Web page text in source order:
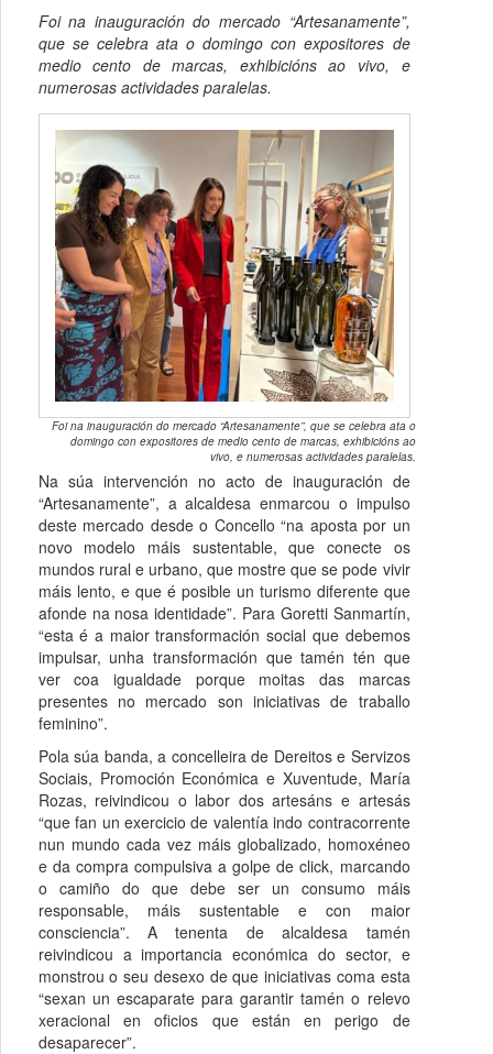
Foi na inauguración do mercado “Artesanamente”,
que se celebra ata o domingo con expositores de
medio cento de marcas, exhibicións ao vivo, e
numerosas actividades paralelas.
Foi na inauguración do mercado “Artesanamente”, que se celebra ata o
domingo con expositores de medio cento de marcas, exhibicións ao
vivo, e numerosas actividades paralelas.
Na súa intervención no acto de inauguración de
“Artesanamente”, a alcaldesa enmarcou o impulso
deste mercado desde o Concello “na aposta por un
novo modelo máis sustentable, que conecte os
mundos rural e urbano, que mostre que se pode vivir
máis lento, e que é posible un turismo diferente que
afonde na nosa identidade”. Para Goretti Sanmartín,
“esta é a maior transformación social que debemos
impulsar, unha transformación que tamén tén que
ver coa igualdade porque moitas das marcas
presentes no mercado son iniciativas de traballo
feminino”.
Pola súa banda, a concelleira de Dereitos e Servizos
Sociais, Promoción Económica e Xuventude, María
Rozas, reivindicou o labor dos artesáns e artesás
“que fan un exercicio de valentía indo contracorrente
nun mundo cada vez máis globalizado, homoxéneo
e da compra compulsiva a golpe de click, marcando
o camiño do que debe ser un consumo máis
responsable, máis sustentable e con maior
consciencia”. A tenenta de alcaldesa tamén
reivindicou a importancia económica do sector, e
monstrou o seu desexo de que iniciativas coma esta
“sexan un escaparate para garantir tamén o relevo
xeracional en oficios que están en perigo de
desaparecer”.